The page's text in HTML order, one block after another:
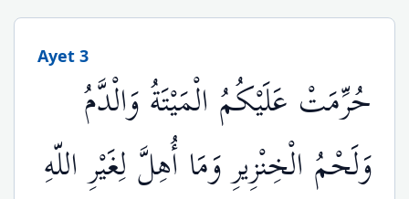
Ayet 3
حُرِّمَتْ عَلَيْكُمُ الْمَيْتَةُ وَالْدَّمُ
وَلَحْمُ الْخِنْزِيرِ وَمَا أُهِلَّ لِغَيْرِ اللّهِ